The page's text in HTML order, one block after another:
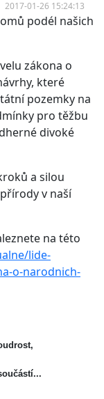
2017-01-26 15:24:13
podél našich
zákona o
které
pozemky na
pro těžbu
divoké
a silou
v naší
na této
lide-
o-narodnich-